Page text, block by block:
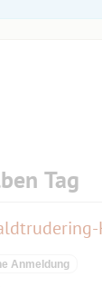
Tag
Anmeldung